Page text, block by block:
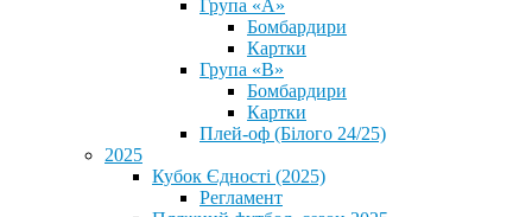
Група «А»
Бомбардири
Картки
Група «В»
Бомбардири
Картки
Плей-оф (Білого 24/25)
2025
Кубок Єдності (2025)
Регламент